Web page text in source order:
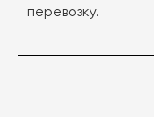
перевозку.